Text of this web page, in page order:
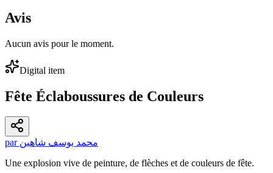
Avis
Aucun avis pour le moment.
Digital item
Fête Éclaboussures de Couleurs
par محمد يوسف شاهين
Une explosion vive de peinture, de flèches et de couleurs de fête.